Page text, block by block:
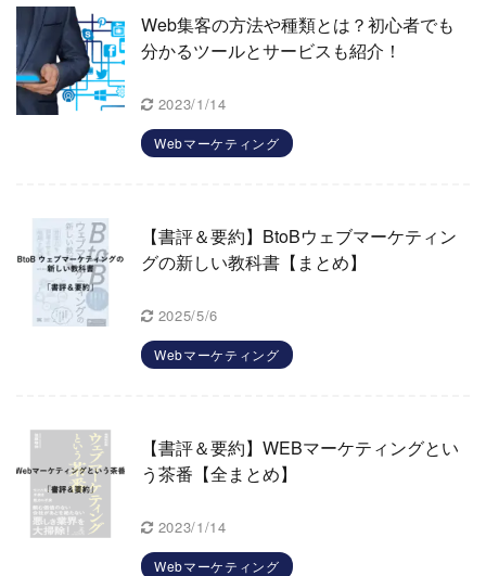
Web集客の方法や種類とは？初心者でも
分かるツールとサービスも紹介！
2023/1/14
Webマーケティング
【書評＆要約】BtoBウェブマーケティン
グの新しい教科書【まとめ】
2025/5/6
Webマーケティング
【書評＆要約】WEBマーケティングとい
う茶番【全まとめ】
2023/1/14
Webマーケティング